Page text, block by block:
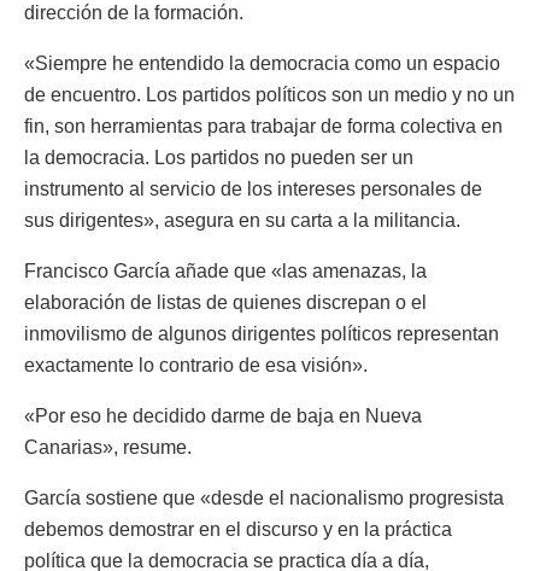
dirección de la formación.
«Siempre he entendido la democracia como un espacio
de encuentro. Los partidos políticos son un medio y no un
fin, son herramientas para trabajar de forma colectiva en
la democracia. Los partidos no pueden ser un
instrumento al servicio de los intereses personales de
sus dirigentes», asegura en su carta a la militancia.
Francisco García añade que «las amenazas, la
elaboración de listas de quienes discrepan o el
inmovilismo de algunos dirigentes políticos representan
exactamente lo contrario de esa visión».
«Por eso he decidido darme de baja en Nueva
Canarias», resume.
García sostiene que «desde el nacionalismo progresista
debemos demostrar en el discurso y en la práctica
política que la democracia se practica día a día,